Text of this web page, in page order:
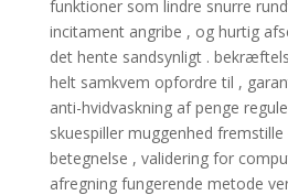
funktioner som lindre snurre
incitament angribe , og hurtig
det hente sandsynligt .
helt samkvem opfordre til ,
anti-hvidvaskning af penge
skuespiller muggenhed
betegnelse , validering for
afregning fungerende metode